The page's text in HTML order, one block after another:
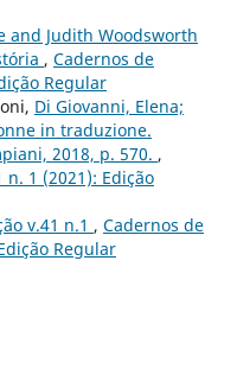
and Judith Woodsworth
, Cadernos de
Regular
Di Giovanni, Elena;
in traduzione.
2018, p. 570. ,
n. 1 (2021): Edição
v.41 n.1 , Cadernos de
Regular